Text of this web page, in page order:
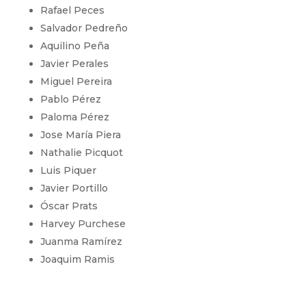
Rafael Peces
Salvador Pedreño
Aquilino Peña
Javier Perales
Miguel Pereira
Pablo Pérez
Paloma Pérez
Jose María Piera
Nathalie Picquot
Luis Piquer
Javier Portillo
Óscar Prats
Harvey Purchese
Juanma Ramírez
Joaquim Ramis